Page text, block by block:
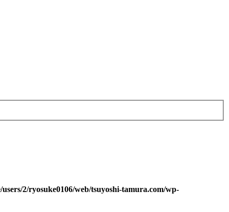
users/2/ryosuke0106/web/tsuyoshi-tamura.com/wp-